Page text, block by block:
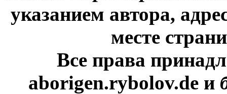
указанием автора,
месте
Все права
aborigen.rybolov.de и